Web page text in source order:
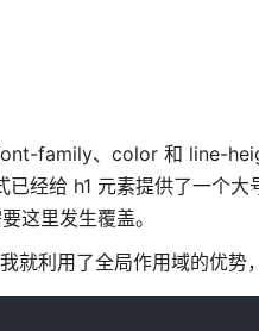
family、color 和 line-
经给 h1 元素提供了一个
这里发生覆盖。
利用了全局作用域的优势